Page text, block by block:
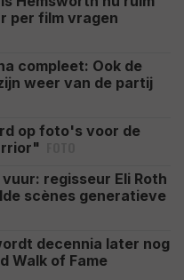
per film vragen
compleet: Ook de
weer van de partij
op foto's voor de
regisseur Eli Roth
scènes generatieve
decennia later nog
Walk of Fame